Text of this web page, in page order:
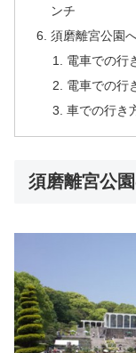
ンチ
須磨離宮公園
電車での行
電車での行
車での行き
須磨離宮公